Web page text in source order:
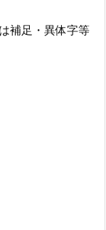
補足・異体字等